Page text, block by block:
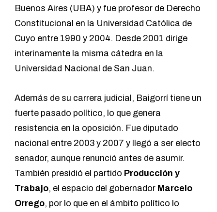
Buenos Aires (UBA) y fue profesor de Derecho
Constitucional en la Universidad Católica de
Cuyo entre 1990 y 2004. Desde 2001 dirige
interinamente la misma cátedra en la
Universidad Nacional de San Juan.
Además de su carrera judicial, Baigorrí tiene un
fuerte pasado político, lo que genera
resistencia en la oposición. Fue diputado
nacional entre 2003 y 2007 y llegó a ser electo
senador, aunque renunció antes de asumir.
También presidió el partido Producción y
Trabajo, el espacio del gobernador Marcelo
Orrego, por lo que en el ámbito político lo